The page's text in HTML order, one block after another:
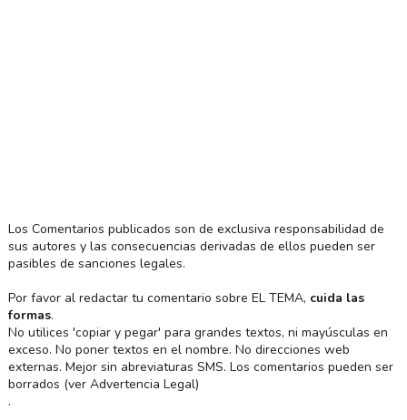
Los Comentarios publicados son de exclusiva responsabilidad de
sus autores y las consecuencias derivadas de ellos pueden ser
pasibles de sanciones legales.
Por favor al redactar tu comentario sobre EL TEMA, cuida las
formas.
No utilices 'copiar y pegar' para grandes textos, ni mayúsculas en
exceso. No poner textos en el nombre. No direcciones web
externas. Mejor sin abreviaturas SMS. Los comentarios pueden ser
borrados (ver Advertencia Legal)
.